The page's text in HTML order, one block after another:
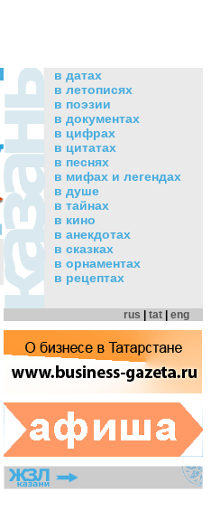
в датах
в летописях
в поэзии
в документах
в цифрах
в цитатах
в песнях
в мифах и легендах
в душе
в тайнах
в кино
в анекдотах
в сказках
в орнаментах
в рецептах
rus tat eng